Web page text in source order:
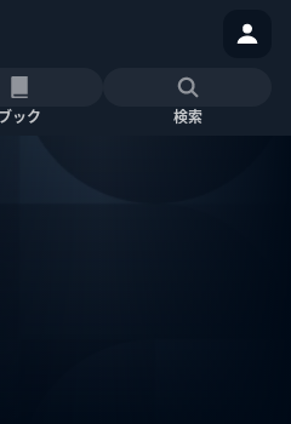
ブック 検索